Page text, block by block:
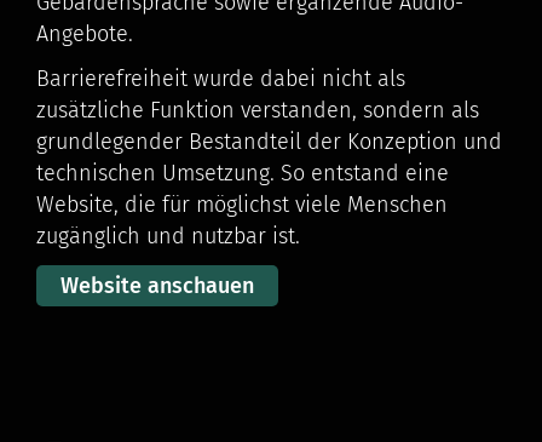
Angebote.
Barrierefreiheit wurde dabei nicht als
zusätzliche Funktion verstanden, sondern als
grundlegender Bestandteil der Konzeption und
technischen Umsetzung. So entstand eine
Website, die für möglichst viele Menschen
zugänglich und nutzbar ist.
Website anschauen